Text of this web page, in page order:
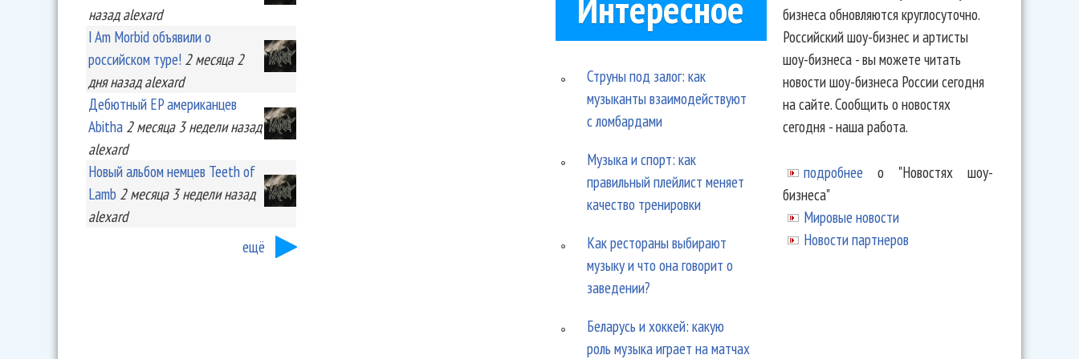
назад alexard
I Am Morbid объявили о
российском туре! 2 месяца 2
дняназад alexard
Дебютный EP американцев
Abitha 2 месяца 3 неделиназад
alexard
Новый альбом немцев Teeth of
Lamb 2 месяца 3 неделиназад
alexard
ещё
Струны под залог: как
музыканты взаимодействуют
с ломбардами
Музыка и спорт: как
правильный плейлист меняет
качество тренировки
Как рестораны выбирают
музыку и что она говорит о
заведении?
Беларусь и хоккей: какую
роль музыка играет на матчах
бизнеса обновляются круглосуточно.
Российский шоу-бизнес и артисты
шоу-бизнеса - вы можете читать
новости шоу-бизнеса России сегодня
на сайте. Сообщить о новостях
сегодня - наша работа.
подробнее о "Новостях шоу-
бизнеса"
Мировые новости
Новости партнеров